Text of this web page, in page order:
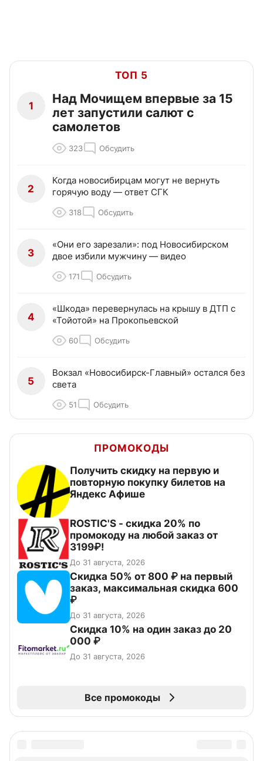
ТОП 5
1
Над Мочищем впервые за 15
лет запустили салют с
самолетов
323 Обсудить
2
Когда новосибирцам могут не вернуть
горячую воду — ответ СГК
318 Обсудить
3
«Они его зарезали»: под Новосибирском
двое избили мужчину — видео
171 Обсудить
4
«Шкода» перевернулась на крышу в ДТП с
«Тойотой» на Прокопьевской
60 Обсудить
5
Вокзал «Новосибирск-Главный» остался без
света
51 Обсудить
ПРОМОКОДЫ
Получить скидку на первую и
повторную покупку билетов на
Яндекс Афише
ROSTIC'S - скидка 20% по
промокоду на любой заказ от
3199₽!
До 31 августа, 2026
Скидка 50% от 800 ₽ на первый
заказ, максимальная скидка 600
₽
До 31 августа, 2026
Скидка 10% на один заказ до 20
000 ₽
До 31 августа, 2026
Все промокоды